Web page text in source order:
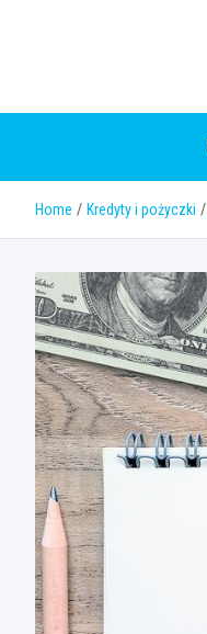
Home Kredyty i pożyczki